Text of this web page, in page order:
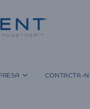
CONTACTA-